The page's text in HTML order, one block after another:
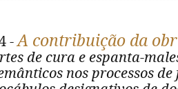
-A contribuição da
de cura e espanta-
nos processos